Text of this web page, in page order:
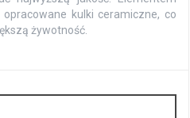
kulki ceramiczne, co
żywotność.